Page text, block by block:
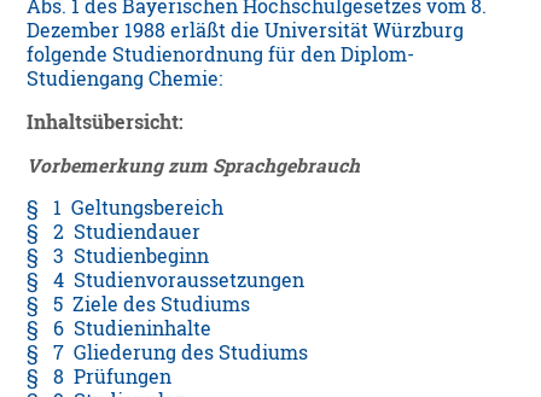
Abs. 1 des Bayerischen Hochschulgesetzes vom 8.
Dezember 1988 erläßt die Universität Würzburg
folgende Studienordnung für den Diplom-
Studiengang Chemie:
Inhaltsübersicht:
Vorbemerkung zum Sprachgebrauch
§ 1 Geltungsbereich
§ 2 Studiendauer
§ 3 Studienbeginn
§ 4 Studienvoraussetzungen
§ 5 Ziele des Studiums
§ 6 Studieninhalte
§ 7 Gliederung des Studiums
§ 8 Prüfungen